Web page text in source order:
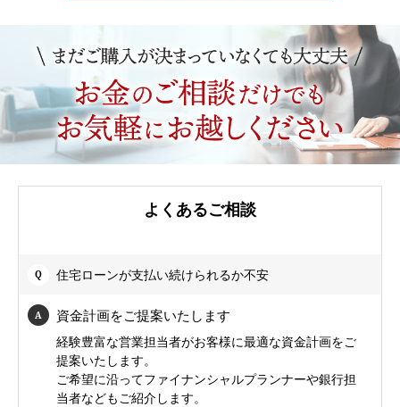
よくあるご相談
住宅ローンが支払い続けられるか不安
資金計画をご提案いたします
経験豊富な営業担当者がお客様に最適な資金計画をご
提案いたします。
ご希望に沿ってファイナンシャルプランナーや銀行担
当者などもご紹介します。